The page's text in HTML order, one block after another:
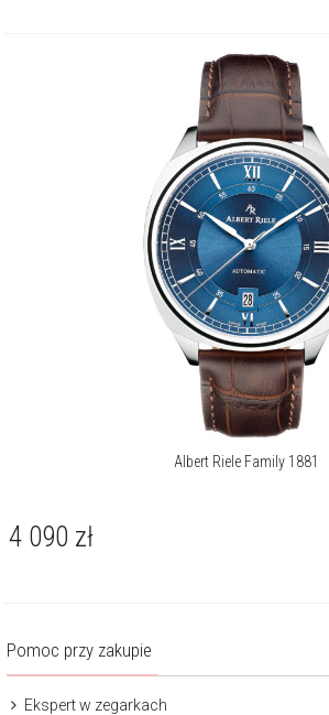
Albert Riele Family 1881
4 090 zł
Pomoc przy zakupie
Ekspert w zegarkach